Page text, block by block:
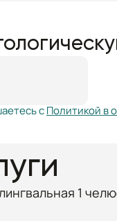
сПолитикой в
1